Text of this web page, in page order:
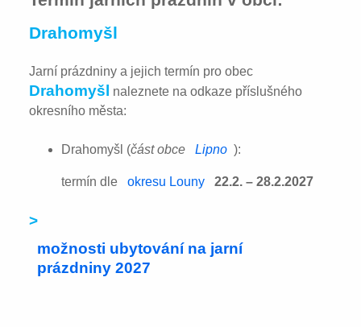
Drahomyšl
Jarní prázdniny a jejich termín pro obec
Drahomyšl
naleznete na odkaze příslušného
okresního města:
Drahomyšl (část obce Lipno ):
termín dle okresu Louny 22.2. – 28.2.2027
>
možnosti ubytování na jarní
prázdniny 2027